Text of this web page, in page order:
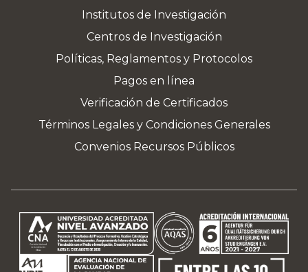
Institutos de Investigación
Centros de Investigación
Políticas, Reglamentos y Protocolos
Pagos en línea
Verificación de Certificados
Términos Legales y Condiciones Generales
Convenios Recursos Públicos